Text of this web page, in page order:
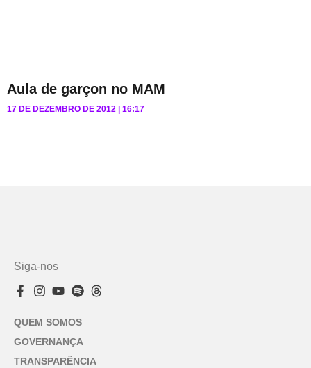
Aula de garçon no MAM
17 DE DEZEMBRO DE 2012 16:17
Siga-nos
QUEM SOMOS
GOVERNANÇA
TRANSPARÊNCIA